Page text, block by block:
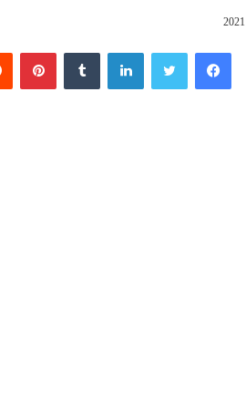
فيسبوك لينكدإن بينتيريست